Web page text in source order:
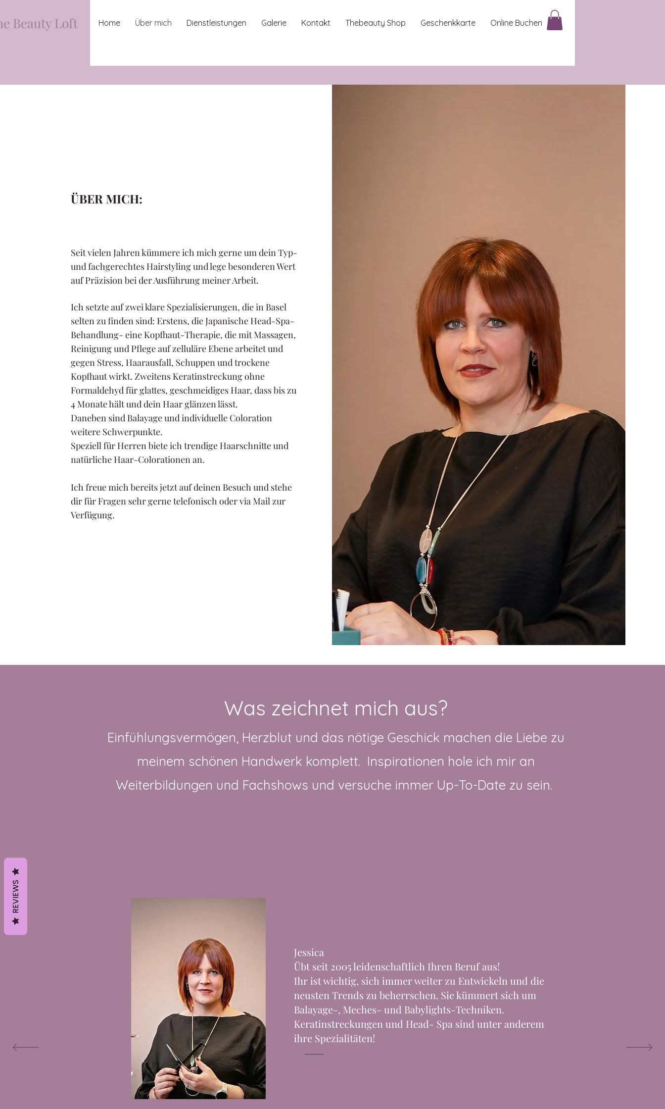
Home Über mich Dienstleistungen Galerie Kontakt Thebeauty Shop Geschenkkarte Online Buchen
Beauty Loft
ÜBER MICH:
Seit vielen Jahren kümmere ich mich gerne um dein Typ-
und fachgerechtes Hairstyling und lege besonderen Wert
auf Präzision bei der Ausführung meiner Arbeit.
Ich setzte auf zwei klare Spezialisierungen, die in Basel
selten zu finden sind: Erstens, die Japanische Head-Spa-
Behandlung- eine Kopfhaut-Therapie, die mit Massagen,
Reinigung und Pflege auf zelluläre Ebene arbeitet und
gegen Stress, Haarausfall, Schuppen und trockene
Kopfhaut wirkt. Zweitens Keratinstreckung ohne
Formaldehyd für glattes, geschmeidiges Haar, dass bis zu
4 Monate hält und dein Haar glänzen lässt.
Daneben sind Balayage und individuelle Coloration
weitere Schwerpunkte.
Speziell für Herren biete ich trendige Haarschnitte und
natürliche Haar-Colorationen an.
Ich freue mich bereits jetzt auf deinen Besuch und stehe
dir für Fragen sehr gerne telefonisch oder via Mail zur
Verfügung.
Was zeichnet mich aus?
Einfühlungsvermögen, Herzblut und das nötige Geschick machen die Liebe zu
meinem schönen Handwerk komplett. Inspirationen hole ich mir an
Weiterbildungen und Fachshows und versuche immer Up-To-Date zu sein.
Jessica
Übt seit 2005 leidenschaftlich Ihren Beruf aus!
Ihr ist wichtig, sich immer weiter zu Entwickeln und die
neusten Trends zu beherrschen. Sie kümmert sich um
Balayage-, Meches- und Babylights-Techniken.
Keratinstreckungen und Head- Spa sind unter anderem
ihre Spezialitäten!
REVIEWS